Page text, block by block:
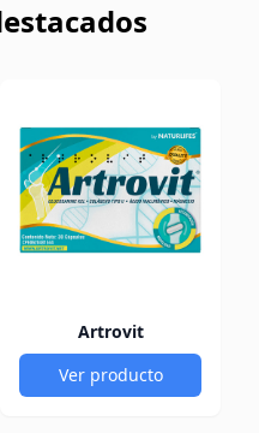
Artrovit
Ver producto